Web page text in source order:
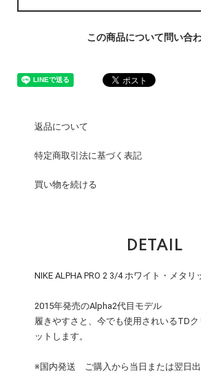
この商品について問い合
返品について
特定商取引法に基づく表記
買い物を続ける
DETAIL
NIKE ALPHA PRO 2 3/4 ホワイト・メタリ
2015年発売のAlpha2代目モデル
履きやすさと、今でも使用されいるTD
ットします。
※国内発送 ご購入から当日または翌日